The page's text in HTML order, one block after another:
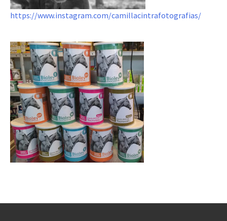
https://www.instagram.com/camillacintrafotografias/